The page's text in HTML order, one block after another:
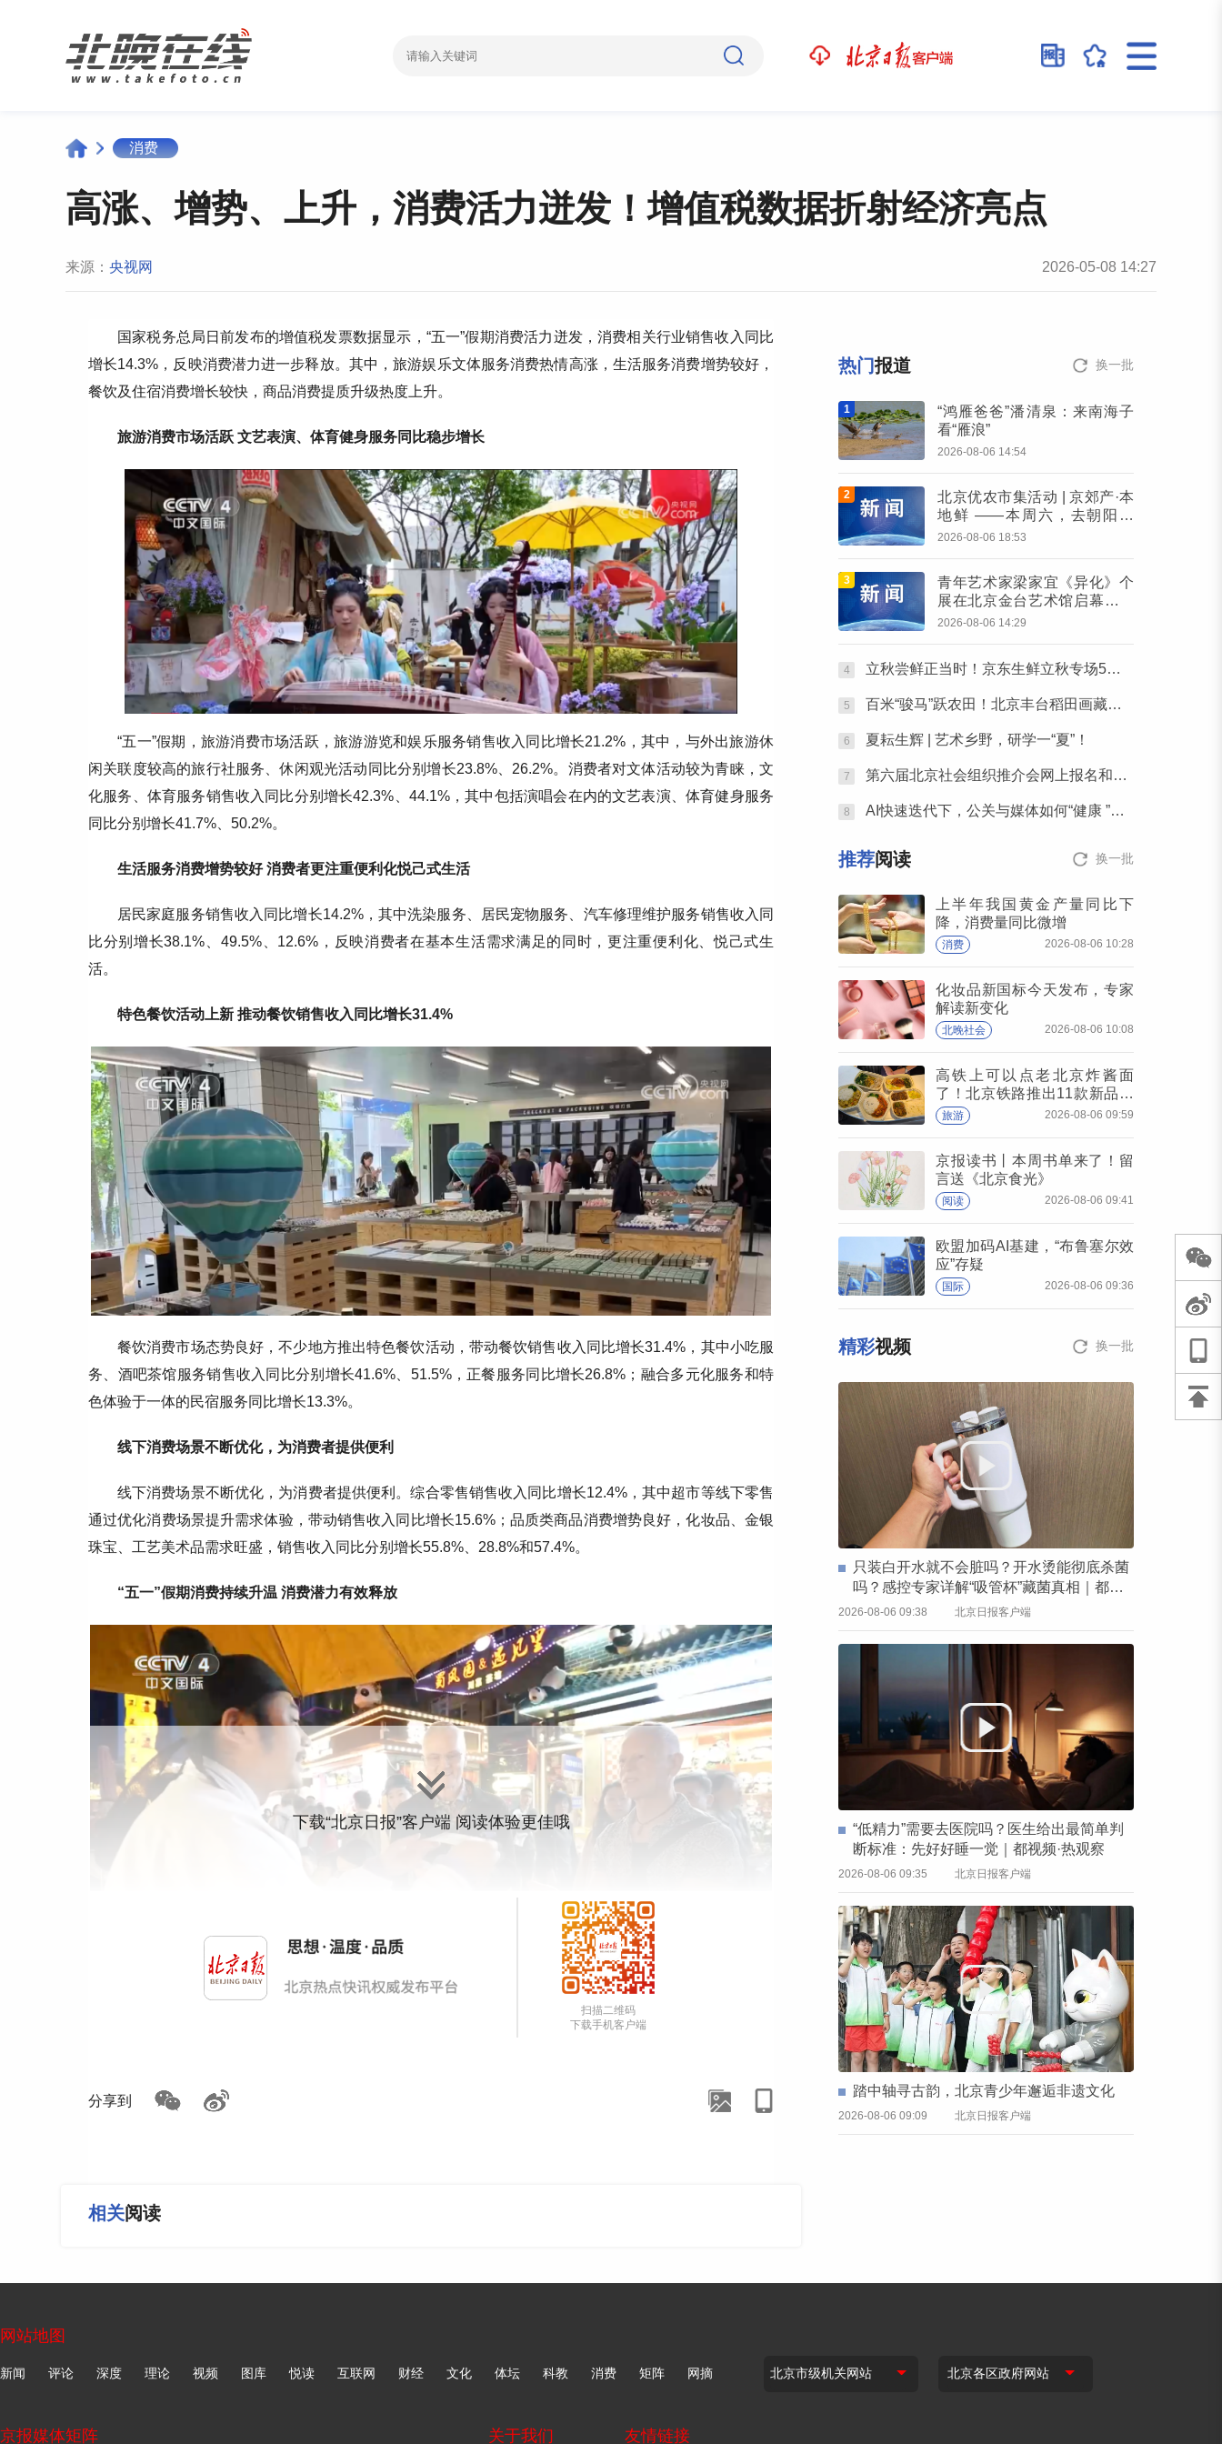
消费
高涨、增势、上升，消费活力迸发！增值税数据折射经济亮点
来源： 央视网 2026-05-08 14:27
国家税务总局日前发布的增值税发票数据显示，“五一”假期消费活力迸发，消费相关行业销售收入同比
增长14.3%，反映消费潜力进一步释放。其中，旅游娱乐文体服务消费热情高涨，生活服务消费增势较好，
餐饮及住宿消费增长较快，商品消费提质升级热度上升。
旅游消费市场活跃 文艺表演、体育健身服务同比稳步增长
“五一”假期，旅游消费市场活跃，旅游游览和娱乐服务销售收入同比增长21.2%，其中，与外出旅游休
闲关联度较高的旅行社服务、休闲观光活动同比分别增长23.8%、26.2%。消费者对文体活动较为青睐，文
化服务、体育服务销售收入同比分别增长42.3%、44.1%，其中包括演唱会在内的文艺表演、体育健身服务
同比分别增长41.7%、50.2%。
生活服务消费增势较好 消费者更注重便利化悦己式生活
居民家庭服务销售收入同比增长14.2%，其中洗染服务、居民宠物服务、汽车修理维护服务销售收入同
比分别增长38.1%、49.5%、12.6%，反映消费者在基本生活需求满足的同时，更注重便利化、悦己式生
活。
特色餐饮活动上新 推动餐饮销售收入同比增长31.4%
餐饮消费市场态势良好，不少地方推出特色餐饮活动，带动餐饮销售收入同比增长31.4%，其中小吃服
务、酒吧茶馆服务销售收入同比分别增长41.6%、51.5%，正餐服务同比增长26.8%；融合多元化服务和特
色体验于一体的民宿服务同比增长13.3%。
线下消费场景不断优化，为消费者提供便利
线下消费场景不断优化，为消费者提供便利。综合零售销售收入同比增长12.4%，其中超市等线下零售
通过优化消费场景提升需求体验，带动销售收入同比增长15.6%；品质类商品消费增势良好，化妆品、金银
珠宝、工艺美术品需求旺盛，销售收入同比分别增长55.8%、28.8%和57.4%。
“五一”假期消费持续升温 消费潜力有效释放
业内人士表示，从增值税发票数据来看，“五一”假期消费持续升温，消费潜力有效释放，特别是随着促
进服务消费发展政策措施持续发力显效，服务消费不断升级，呈现较高热度，为经济高质量发展注入强劲动
下载“北京日报”客户端 阅读体验更佳哦
扫描二维码
下载手机客户端
分享到
相关阅读
热门报道 换一批
1
“鸿雁爸爸”潘清泉：来南海子
看“雁浪”
2026-08-06 14:54
2
北京优农市集活动 | 京郊产·本
地鲜 ——本周六，去朝阳公
园“鲜”起来！
2026-08-06 18:53
3
青年艺术家梁家宜《异化》个
展在北京金台艺术馆启幕：以
先锋艺术跨界公益，探寻“身体
2026-08-06 14:29
4 立秋尝鲜正当时！京东生鲜立秋专场5折开抢，承包你的秋日餐桌
5 百米“骏马”跃农田！北京丰台稻田画藏不住了
6 夏耘生辉 | 艺术乡野，研学一“夏”！
7 第六届北京社会组织推介会网上报名和素材征集通知
8 AI快速迭代下，公关与媒体如何“健康 ”行之张北草原主题活动圆满落幕
推荐阅读 换一批
上半年我国黄金产量同比下
降，消费量同比微增
消费 2026-08-06 10:28
化妆品新国标今天发布，专家
解读新变化
北晚社会 2026-08-06 10:08
高铁上可以点老北京炸酱面
了！北京铁路推出11款新品高
铁餐
旅游 2026-08-06 09:59
京报读书丨本周书单来了！留
言送《北京食光》
阅读 2026-08-06 09:41
欧盟加码AI基建，“布鲁塞尔效
应”存疑
国际 2026-08-06 09:36
精彩视频 换一批
只装白开水就不会脏吗？开水烫能彻底杀菌
吗？感控专家详解“吸管杯”藏菌真相｜都视
频·热观察
2026-08-06 09:38 北京日报客户端
“低精力”需要去医院吗？医生给出最简单判
断标准：先好好睡一觉｜都视频·热观察
2026-08-06 09:35 北京日报客户端
踏中轴寻古韵，北京青少年邂逅非遗文化
2026-08-06 09:09 北京日报客户端
网站地图
新闻 评论 深度 理论 视频 图库 悦读 互联网 财经 文化 体坛 科教 消费 矩阵 网摘
京报媒体矩阵 关于我们 友情链接